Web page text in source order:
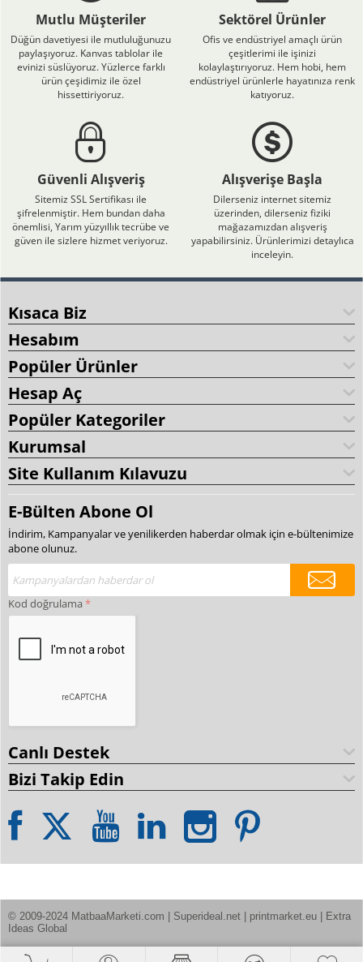
Mutlu Müşteriler
Düğün davetiyesi ile mutluluğunuzu
paylaşıyoruz. Kanvas tablolar ile
evinizi süslüyoruz. Yüzlerce farklı
ürün çeşidimiz ile özel
hissettiriyoruz.
Sektörel Ürünler
Ofis ve endüstriyel amaçlı ürün
çeşitlerimi ile işinizi
kolaylaştırıyoruz. Hem hobi, hem
endüstriyel ürünlerle hayatınıza renk
katıyoruz.
Güvenli Alışveriş
Sitemiz SSL Sertifikası ile
şifrelenmiştir. Hem bundan daha
önemlisi, Yarım yüzyıllık tecrübe ve
güven ile sizlere hizmet veriyoruz.
Alışverişe Başla
Dilerseniz internet sitemiz
üzerinden, dilerseniz fiziki
mağazamızdan alışveriş
yapabilirsiniz. Ürünlerimizi detaylıca
inceleyin.
Kısaca Biz
Hesabım
Popüler Ürünler
Hesap Aç
Popüler Kategoriler
Kurumsal
Site Kullanım Kılavuzu
E-Bülten Abone Ol
İndirim, Kampanyalar ve yenilikerden haberdar olmak için e-bültenimize
abone olunuz.
Kod doğrulama
Canlı Destek
Bizi Takip Edin
© 2009-2024 MatbaaMarketi.com | Superideal.net | printmarket.eu | Extra
Ideas Global